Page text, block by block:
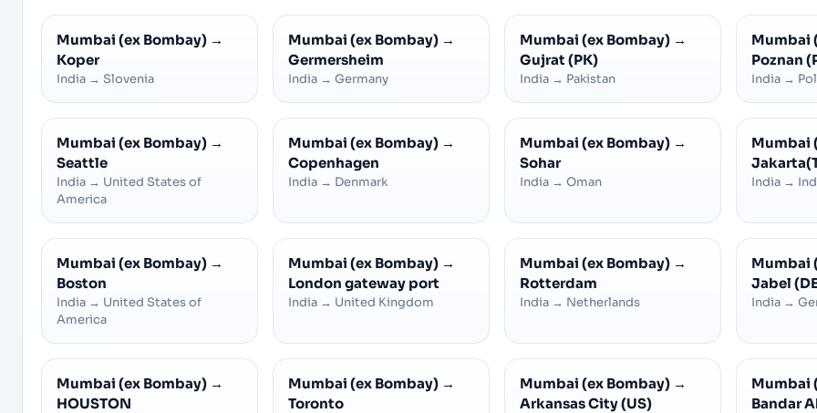
Mumbai (ex Bombay) →
Koper
India → Slovenia
Mumbai (ex Bombay) →
Germersheim
India → Germany
Mumbai (ex Bombay) →
Gujrat (PK)
India → Pakistan
Mumbai
Poznan
India →
Mumbai (ex Bombay) →
Seattle
India → United States of
America
Mumbai (ex Bombay) →
Copenhagen
India → Denmark
Mumbai (ex Bombay) →
Sohar
India → Oman
Mumbai
India →
Mumbai (ex Bombay) →
Boston
India → United States of
America
Mumbai (ex Bombay) →
London gateway port
India → United Kingdom
Mumbai (ex Bombay) →
Rotterdam
India → Netherlands
Mumbai
Jabel
India →
Mumbai (ex Bombay) →
HOUSTON
Mumbai (ex Bombay) →
Toronto
Mumbai (ex Bombay) →
Arkansas City (US)
Mumbai
Bandar